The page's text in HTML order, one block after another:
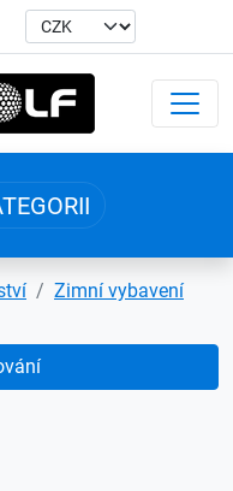
Zimní vybavení